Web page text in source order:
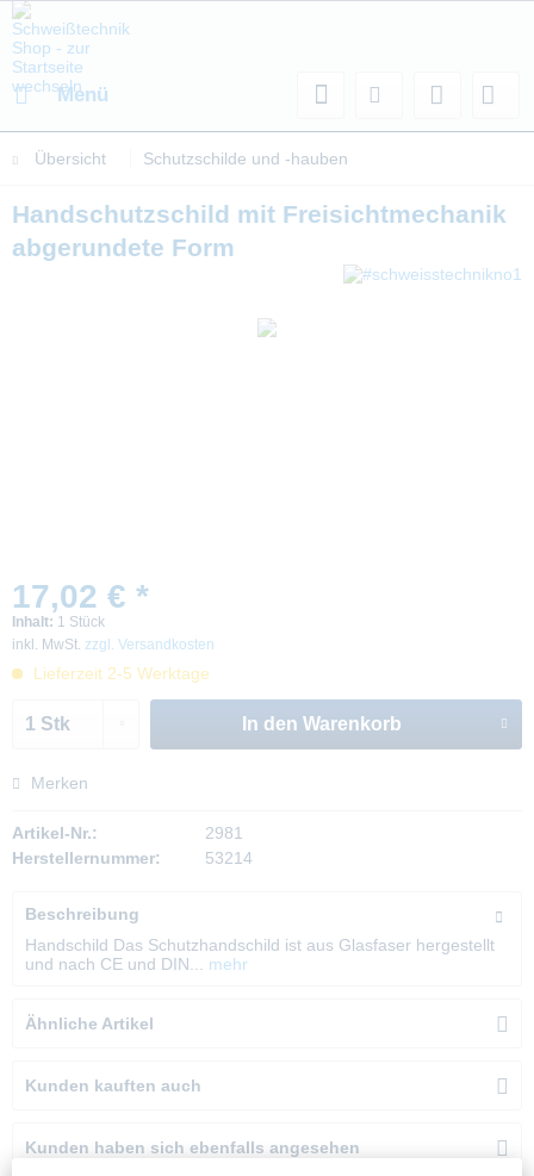
Menü
Übersicht Schutzschilde und -hauben
Handschutzschild mit Freisichtmechanik
abgerundete Form
17,02 € *
Inhalt: 1 Stück
inkl. MwSt. zzgl. Versandkosten
Lieferzeit 2-5 Werktage
In den Warenkorb
Merken
Artikel-Nr.:
2981
Herstellernummer:
53214
Beschreibung
Handschild Das Schutzhandschild ist aus Glasfaser hergestellt
und nach CE und DIN...
mehr
Ähnliche Artikel
Kunden kauften auch
Kunden haben sich ebenfalls angesehen